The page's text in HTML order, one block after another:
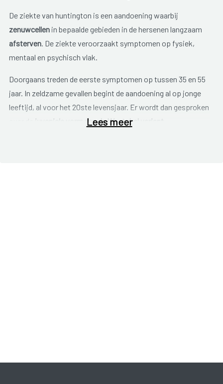
De ziekte van huntington is een aandoening waarbij
zenuwcellenin bepaalde gebieden in de hersenen langzaam
afsterven. De ziekte veroorzaakt symptomen op fysiek,
mentaal en psychisch vlak.
Doorgaans treden de eerste symptomen op tussen 35 en 55
jaar. In zeldzame gevallen begint de aandoening al op jonge
leeftijd, al voor het 20ste levensjaar. Er wordt dan gesproken
over de
juveniele vorm van de Westphal variant
Lees meer